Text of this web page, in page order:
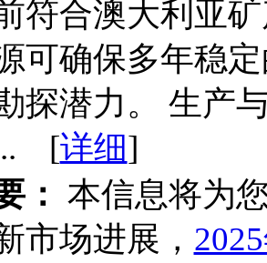
符合澳大利亚
可确保多年稳
探潜力。 生产
[详细]
： 本信息将为
市场进展，